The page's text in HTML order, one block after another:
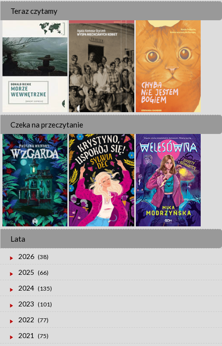
Teraz czytamy
Czeka na przeczytanie
Lata
2026 (38)
2025 (66)
2024 (135)
2023 (101)
2022 (77)
2021 (75)